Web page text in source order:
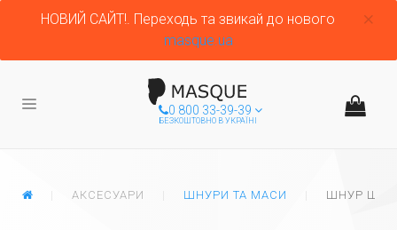
НОВИЙ САЙТ!. Переходь та звикай до нового
masque.ua
0 800 33-39-39
БЕЗКОШТОВНО В УКРАЇНІ
ГЛАВНАЯАКСЕСУАРИ ШНУРИ ТА МАСИ ШНУР